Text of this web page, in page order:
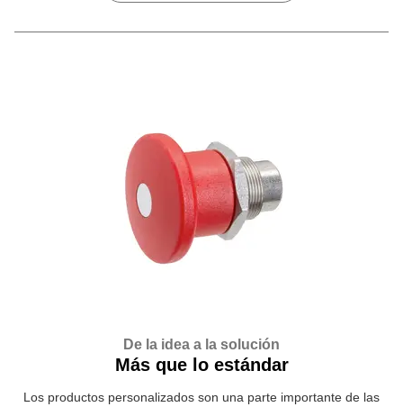
De la idea a la solución
Más que lo estándar
Los productos personalizados son una parte importante de las